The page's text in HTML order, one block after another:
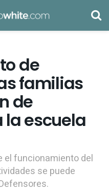
de
familias
de
escuela
el funcionamiento del
se puede